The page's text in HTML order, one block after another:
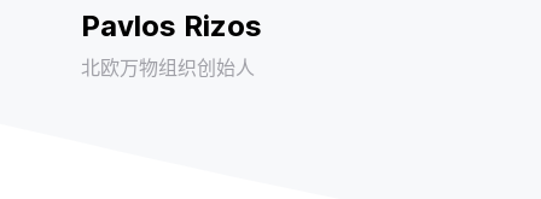
Pavlos Rizos
北欧万物组织创始人